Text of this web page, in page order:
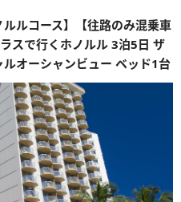
ルコース】【往路のみ混乗車
スで行くホノルル 3泊5日 ザ
オーシャンビュー ベッド1台